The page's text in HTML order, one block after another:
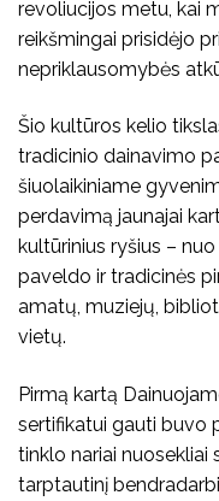
revoliucijos metu, kai
reikšmingai prisidėjo
nepriklausomybės
Šio kultūros kelio
tradicinio dainavimo
šiuolaikiniame
perdavimą jaunajai
kultūrinius ryšius –
paveldo ir tradicinės
amatų, muziejų,
vietų.
Pirmą kartą
sertifikatui gauti buvo
tinklo nariai
tarptautinį